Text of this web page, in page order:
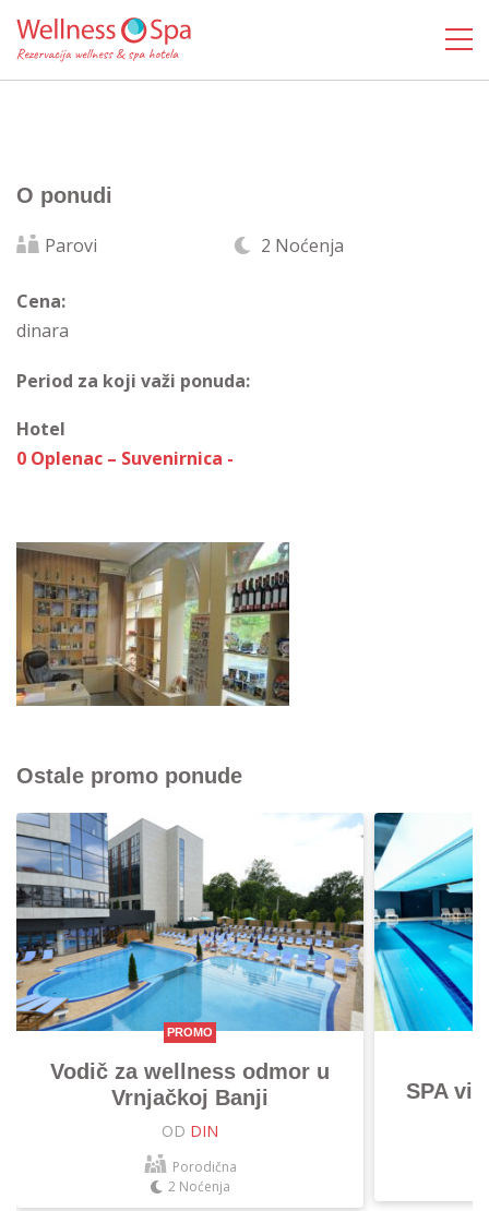
O ponudi
Parovi 2 Noćenja
Cena:
dinara
Period za koji važi ponuda:
Hotel
0 Oplenac – Suvenirnica -
Ostale promo ponude
PROMO
Vodič za wellness odmor u
Vrnjačkoj Banji
OD DIN
Porodična
2 Noćenja
SPA